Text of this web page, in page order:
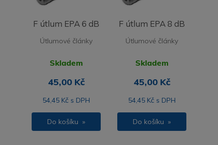
F útlum EPA 6 dB
Útlumové články
Skladem
45,00 Kč
54,45 Kč s DPH
Do košíku »
F útlum EPA 8 dB
Útlumové články
Skladem
45,00 Kč
54,45 Kč s DPH
Do košíku »